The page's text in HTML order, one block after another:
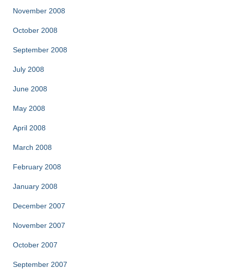
November 2008
October 2008
September 2008
July 2008
June 2008
May 2008
April 2008
March 2008
February 2008
January 2008
December 2007
November 2007
October 2007
September 2007